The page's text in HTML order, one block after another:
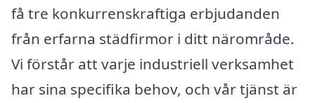
få tre konkurrenskraftiga erbjudanden
från erfarna städfirmor i ditt närområde.
Vi förstår att varje industriell verksamhet
har sina specifika behov, och vår tjänst är